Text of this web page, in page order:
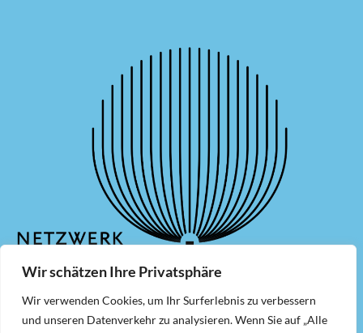
Wir schätzen Ihre Privatsphäre
Wir verwenden Cookies, um Ihr Surferlebnis zu verbessern
und unseren Datenverkehr zu analysieren. Wenn Sie auf „Alle
Mitglied werden Newsletter